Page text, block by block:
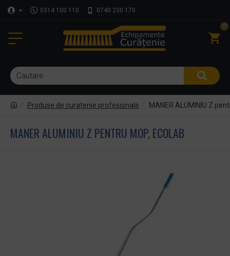
0314 100 110 0740 230 170
0
Produse de curatenie profesionale MANER ALUMINIU Z
MANER ALUMINIU Z PENTRU MOP, ECOLAB